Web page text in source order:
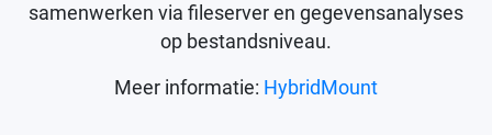
samenwerken via fileserver en gegevensanalyses
op bestandsniveau.
Meer informatie: HybridMount